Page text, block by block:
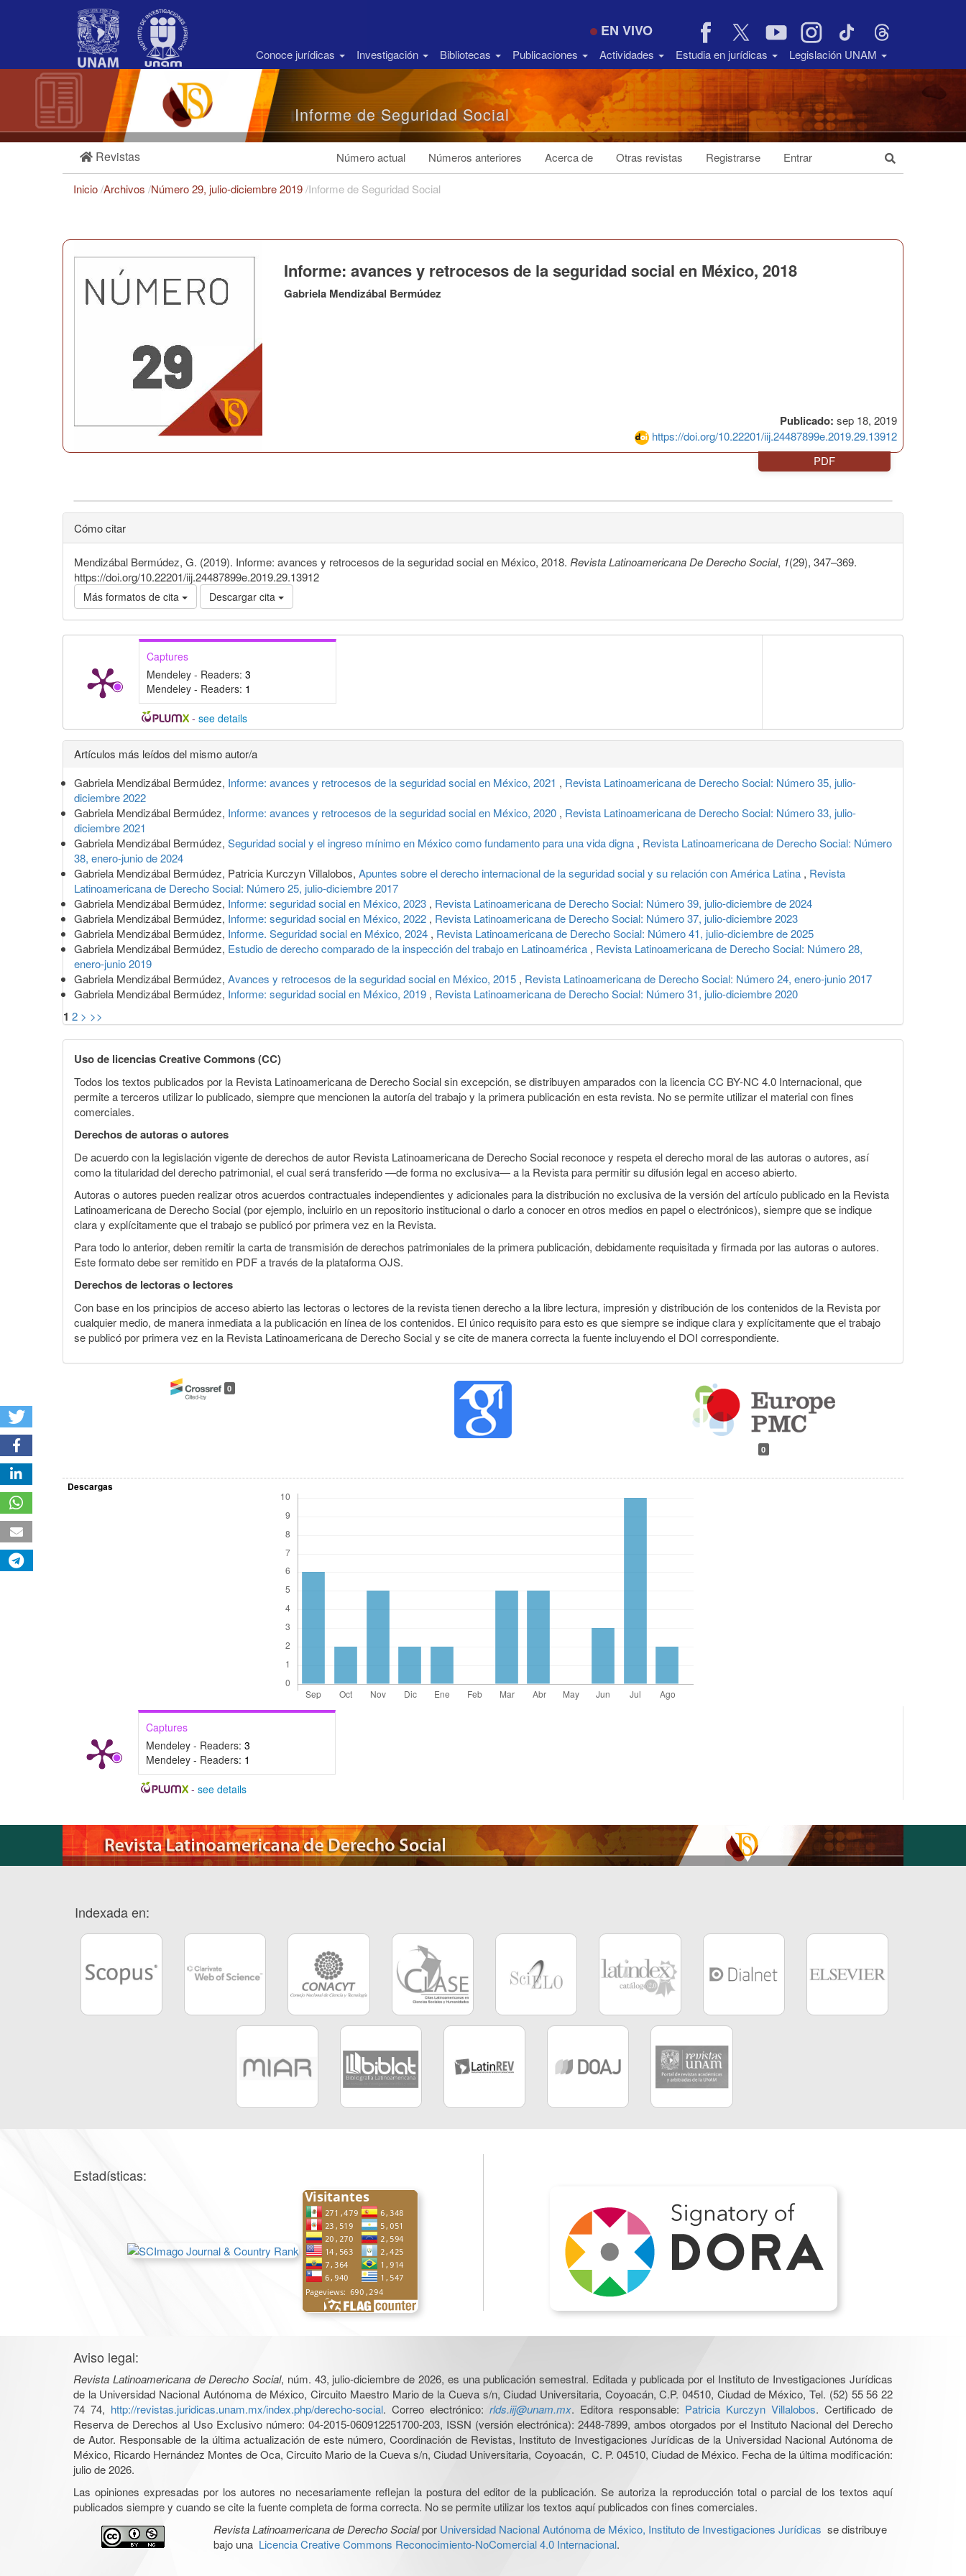
Barra
EN VIVO
Conoce jurídicas Investigación Bibliotecas Publicaciones Actividades Estudia en jurídicas Legislación UNAM
Informe de Seguridad Social
Revistas Número actual Números anteriores Acerca de Otras revistas Registrarse Entrar
Inicio/Archivos /Número 29, julio-diciembre 2019/Informe de Seguridad Social
Publicado: sep 18, 2019
https://doi.org/10.22201/iij.24487899e.2019.29.13912
Informe: avances y retrocesos de la seguridad social en México, 2018
Gabriela Mendizábal Bermúdez
PDF
Cómo citar
Mendizábal Bermúdez, G. (2019). Informe: avances y retrocesos de la seguridad social en México, 2018. Revista Latinoamericana De Derecho Social, 1(29), 347–369.
https://doi.org/10.22201/iij.24487899e.2019.29.13912
Más formatos de cita Descargar cita
Captures
Mendeley - Readers: 3
Mendeley - Readers: 1
- see details
Detalles
del
artículo
Artículos más leídos del mismo autor/a
Gabriela Mendizábal Bermúdez, Informe: avances y retrocesos de la seguridad social en México, 2021 , Revista Latinoamericana de Derecho Social: Número 35, julio-
diciembre 2022
Gabriela Mendizábal Bermúdez, Informe: avances y retrocesos de la seguridad social en México, 2020 , Revista Latinoamericana de Derecho Social: Número 33, julio-
diciembre 2021
Gabriela Mendizábal Bermúdez, Seguridad social y el ingreso mínimo en México como fundamento para una vida digna , Revista Latinoamericana de Derecho Social: Número
38, enero-junio de 2024
Gabriela Mendizábal Bermúdez, Patricia Kurczyn Villalobos, Apuntes sobre el derecho internacional de la seguridad social y su relación con América Latina , Revista
Latinoamericana de Derecho Social: Número 25, julio-diciembre 2017
Gabriela Mendizábal Bermúdez, Informe: seguridad social en México, 2023 , Revista Latinoamericana de Derecho Social: Número 39, julio-diciembre de 2024
Gabriela Mendizábal Bermúdez, Informe: seguridad social en México, 2022 , Revista Latinoamericana de Derecho Social: Número 37, julio-diciembre 2023
Gabriela Mendizábal Bermúdez, Informe. Seguridad social en México, 2024 , Revista Latinoamericana de Derecho Social: Número 41, julio-diciembre de 2025
Gabriela Mendizábal Bermúdez, Estudio de derecho comparado de la inspección del trabajo en Latinoamérica , Revista Latinoamericana de Derecho Social: Número 28,
enero-junio 2019
Gabriela Mendizábal Bermúdez, Avances y retrocesos de la seguridad social en México, 2015 , Revista Latinoamericana de Derecho Social: Número 24, enero-junio 2017
Gabriela Mendizábal Bermúdez, Informe: seguridad social en México, 2019 , Revista Latinoamericana de Derecho Social: Número 31, julio-diciembre 2020
1 2 > >>
Uso de licencias Creative Commons (CC)
Todos los textos publicados por la Revista Latinoamericana de Derecho Social sin excepción, se distribuyen amparados con la licencia CC BY-NC 4.0 Internacional, que
permite a terceros utilizar lo publicado, siempre que mencionen la autoría del trabajo y la primera publicación en esta revista. No se permite utilizar el material con fines
comerciales.
Derechos de autoras o autores
De acuerdo con la legislación vigente de derechos de autor Revista Latinoamericana de Derecho Social reconoce y respeta el derecho moral de las autoras o autores, así
como la titularidad del derecho patrimonial, el cual será transferido —de forma no exclusiva— a la Revista para permitir su difusión legal en acceso abierto.
Autoras o autores pueden realizar otros acuerdos contractuales independientes y adicionales para la distribución no exclusiva de la versión del artículo publicado en la Revista
Latinoamericana de Derecho Social (por ejemplo, incluirlo en un repositorio institucional o darlo a conocer en otros medios en papel o electrónicos), siempre que se indique
clara y explícitamente que el trabajo se publicó por primera vez en la Revista.
Para todo lo anterior, deben remitir la carta de transmisión de derechos patrimoniales de la primera publicación, debidamente requisitada y firmada por las autoras o autores.
Este formato debe ser remitido en PDF a través de la plataforma OJS.
Derechos de lectoras o lectores
Con base en los principios de acceso abierto las lectoras o lectores de la revista tienen derecho a la libre lectura, impresión y distribución de los contenidos de la Revista por
cualquier medio, de manera inmediata a la publicación en línea de los contenidos. El único requisito para esto es que siempre se indique clara y explícitamente que el trabajo
se publicó por primera vez en la Revista Latinoamericana de Derecho Social y se cite de manera correcta la fuente incluyendo el DOI correspondiente.
0
0
Descargas
Captures
Mendeley - Readers: 3
Mendeley - Readers: 1
- see details
Indexada en:
Estadísticas:
Aviso legal:
Revista Latinoamericana de Derecho Social, núm. 43, julio-diciembre de 2026, es una publicación semestral. Editada y publicada por el Instituto de Investigaciones Jurídicas
de la Universidad Nacional Autónoma de México, Circuito Maestro Mario de la Cueva s/n, Ciudad Universitaria, Coyoacán, C.P. 04510, Ciudad de México, Tel. (52) 55 56 22
74 74, http://revistas.juridicas.unam.mx/index.php/derecho-social. Correo electrónico: rlds.iij@unam.mx. Editora responsable: Patricia Kurczyn Villalobos. Certificado de
Reserva de Derechos al Uso Exclusivo número: 04-2015-060912251700-203, ISSN (versión electrónica): 2448-7899, ambos otorgados por el Instituto Nacional del Derecho
de Autor. Responsable de la última actualización de este número, Coordinación de Revistas, Instituto de Investigaciones Jurídicas de la Universidad Nacional Autónoma de
México, Ricardo Hernández Montes de Oca, Circuito Mario de la Cueva s/n, Ciudad Universitaria, Coyoacán, C. P. 04510, Ciudad de México. Fecha de la última modificación:
julio de 2026.
Las opiniones expresadas por los autores no necesariamente reflejan la postura del editor de la publicación. Se autoriza la reproducción total o parcial de los textos aquí
publicados siempre y cuando se cite la fuente completa de forma correcta. No se permite utilizar los textos aquí publicados con fines comerciales.
Revista Latinoamericana de Derecho Socialpor Universidad Nacional Autónoma de México, Instituto de Investigaciones Jurídicas se distribuye
bajo una Licencia Creative Commons Reconocimiento-NoComercial 4.0 Internacional.